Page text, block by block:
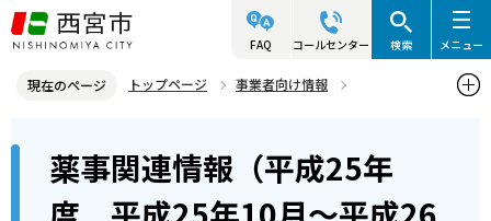
こ
の
ジ
FAQ コールセンター 検索 メニュー
現在のページ トップページ
事業者向け情報
薬事関連情報（平成25年度 平成25年10月～平成26年3月）
薬事関連情報（平成25年